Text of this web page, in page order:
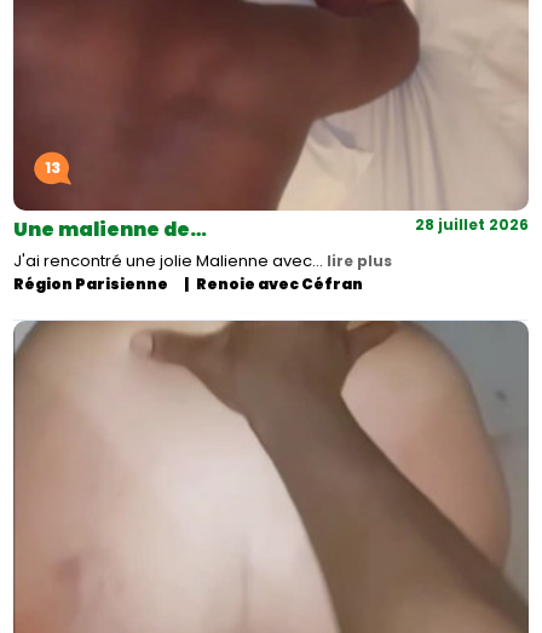
13
Une malienne de… 28 juillet 2026
J'ai rencontré une jolie Malienne avec… lire plus
Région Parisienne
Renoie avec Céfran